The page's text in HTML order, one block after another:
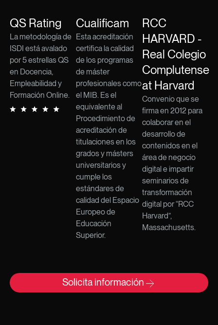
QS Rating
La metodología de
ISDI está avalado
por 5 estrellas QS
en Docencia,
Empleabilidad y
Formación Online.
Cualificam
Esta acreditación
certifica la calidad
de los programas
de máster
profesionales como
el MIB. Es el
equivalente al
Procedimiento de
acreditación de
titulaciones en los
grados y másters
universitarios y
cumple los
estándares de
calidad del Espacio
Europeo de
Educación
Superior.​
RCC
HARVARD -
Real Colegio
Complutense
at Harvard
Convenio que se
firma en 2012 para
colaborar en el
desarrollo de
contenidos en el
área de negocio
digital e impartir
seminarios de
transformación
digital por “RCC
Harvard”,
Massachusetts.
Solicita información